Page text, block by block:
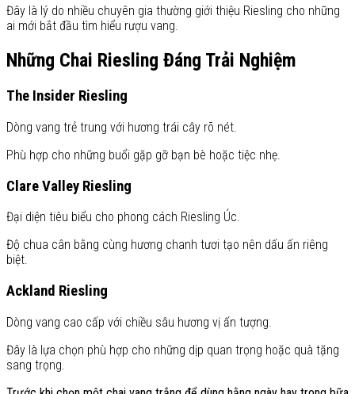
Đây là lý do nhiều chuyên gia thường giới thiệu Riesling cho những
ai mới bắt đầu tìm hiểu rượu vang.
Những Chai Riesling Đáng Trải Nghiệm
The Insider Riesling
Dòng vang trẻ trung với hương trái cây rõ nét.
Phù hợp cho những buổi gặp gỡ bạn bè hoặc tiệc nhẹ.
Clare Valley Riesling
Đại diện tiêu biểu cho phong cách Riesling Úc.
Độ chua cân bằng cùng hương chanh tươi tạo nên dấu ấn riêng
biệt.
Ackland Riesling
Dòng vang cao cấp với chiều sâu hương vị ấn tượng.
Đây là lựa chọn phù hợp cho những dịp quan trọng hoặc quà tặng
sang trọng.